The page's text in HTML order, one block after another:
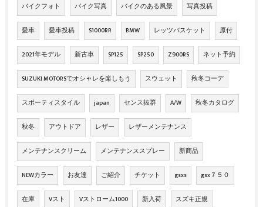
バイクフォト バイク写真 バイクのある風景 写真投稿
愛車 愛車投稿 S1000RR BMW レッツバスケット 原付
2021年モデル 新古車 SP125 SP250 Z900RS ネット予約
SUZUKI MOTORSでオシャレを楽しもう スウェット 秋冬コーデ
スポーティスタイル japan センス抜群 A/W 秋冬カタログ
秋冬 アウトドア レザー レザーメンテナンス
メンテナンスクリーム メンテナンススプレー 新商品
NEWカラー お友達 ご紹介 チケット gsxs gsx７５０
在庫 Vスト Vストローム1000 新入荷 スズキ正規